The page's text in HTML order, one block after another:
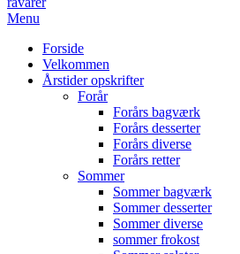
Primary
Menu
Menu
Forside
Velkommen
Årstider opskrifter
Forår
Forårs bagværk
Forårs desserter
Forårs diverse
Forårs retter
Sommer
Sommer bagværk
Sommer desserter
Sommer diverse
sommer frokost